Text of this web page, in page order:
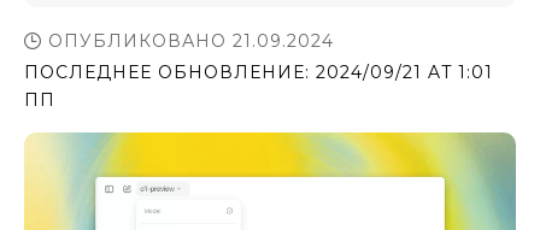
ПОСЛЕДНЕЕ ОБНОВЛЕНИЕ: 2024/09/21 AT 1:01
ПП
ОПУБЛИКОВАНО 21.09.2024